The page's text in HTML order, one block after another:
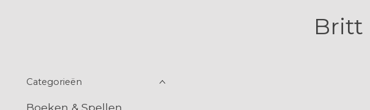
Britt
Categorieën
Boeken & Spellen